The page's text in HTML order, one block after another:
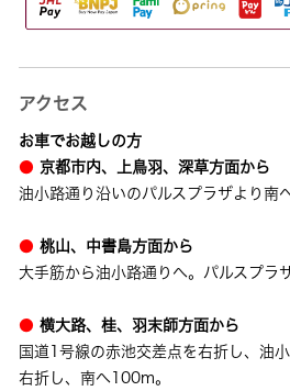
アクセス
お車でお越しの方
● 京都市内、上鳥羽、深草方面から
油小路通り沿いのパルスプラザより南
● 桃山、中書島方面から
大手筋から油小路通りへ。パルスプラ
● 横大路、桂、羽末師方面から
国道1号線の赤池交差点を右折し、油
右折し、南へ100m。